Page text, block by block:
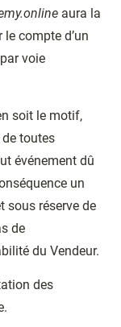
aura la
compte d’un
voie
soit le motif,
toutes
événement dû
un
sous réserve de
de
du Vendeur.
des